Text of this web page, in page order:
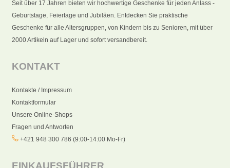
Seit über 17 Jahren bieten wir hochwertige Geschenke für jeden Anlass -
Geburtstage, Feiertage und Jubiläen. Entdecken Sie praktische
Geschenke für alle Altersgruppen, von Kindern bis zu Senioren, mit über
2000 Artikeln auf Lager und sofort versandbereit.
KONTAKT
Kontakte / Impressum
Kontaktformular
Unsere Online-Shops
Fragen und Antworten
+421 948 300 786 (9:00-14:00 Mo-Fr)
EINKAUFSFÜHRER